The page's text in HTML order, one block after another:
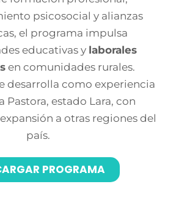
psicosocial y alianzas
el programa impulsa
educativas y laborales
en comunidades rurales.
desarrolla como experiencia
Pastora, estado Lara, con
a otras regiones del
país.
PROGRAMA